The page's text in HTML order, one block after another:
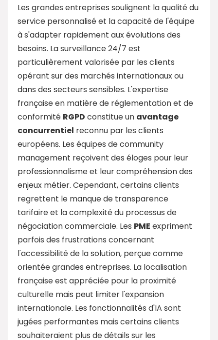
Les grandes entreprises soulignent la qualité du
service personnalisé et la capacité de l'équipe
à s'adapter rapidement aux évolutions des
besoins. La surveillance 24/7 est
particulièrement valorisée par les clients
opérant sur des marchés internationaux ou
dans des secteurs sensibles. L'expertise
française en matière de réglementation et de
conformité RGPD constitue un avantage
concurrentiel reconnu par les clients
européens. Les équipes de community
management reçoivent des éloges pour leur
professionnalisme et leur compréhension des
enjeux métier. Cependant, certains clients
regrettent le manque de transparence
tarifaire et la complexité du processus de
négociation commerciale. Les PME expriment
parfois des frustrations concernant
l'accessibilité de la solution, perçue comme
orientée grandes entreprises. La localisation
française est appréciée pour la proximité
culturelle mais peut limiter l'expansion
internationale. Les fonctionnalités d'IA sont
jugées performantes mais certains clients
souhaiteraient plus de détails sur les